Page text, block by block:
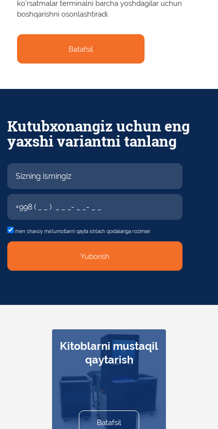
ko'rsatmalar terminalni barcha yoshdagilar uchun
boshqarishni osonlashtiradi.
Batafsil
Kutubxonangiz uchun eng
yaxshi variantni tanlang
men shaxsiy ma'lumotlarni qayta ishlash qoidalariga roziman
Yuborish
Kitoblarni mustaqil
qaytarish
Batafsil
Ishchi qurilma
Batafsil
Tashrif
buyuruvchilarni
hisoblash
Batafsil
Aqlli javonlar
Batafsil
Tez va aniq
inventarizatsiya
Batafsil